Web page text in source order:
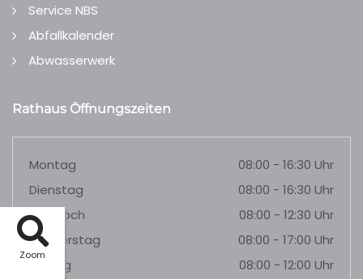
Zoom
Service NBS
Abfallkalender
Abwasserwerk
Rathaus Öffnungszeiten
Montag
08:00 - 16:30 Uhr
Dienstag
08:00 - 16:30 Uhr
Mittwoch
08:00 - 12:30 Uhr
Donnerstag
08:00 - 17:00 Uhr
Freitag
08:00 - 12:00 Uhr